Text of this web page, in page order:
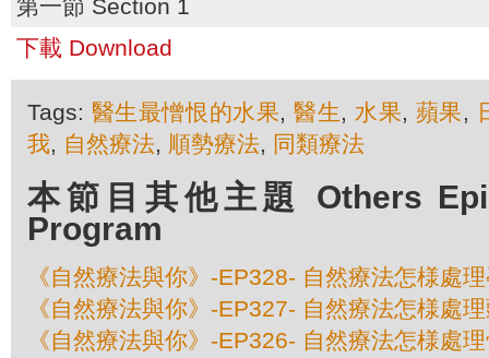
第一節 Section 1
下載 Download
Tags: 醫生最憎恨的水果,醫生, 水果, 蘋果,
我, 自然療法, 順勢療法, 同類療法
本節目其他主題 Others
Program
《自然療法與你》-EP328- 自然療法怎様處
《自然療法與你》-EP327- 自然療法怎様處
《自然療法與你》-EP326- 自然療法怎様處